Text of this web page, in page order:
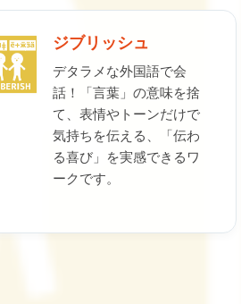
ジブリッシュ
デタラメな外国語で会
話！「言葉」の意味を捨
て、表情やトーンだけで
気持ちを伝える、「伝わ
る喜び」を実感できるワ
ークです。